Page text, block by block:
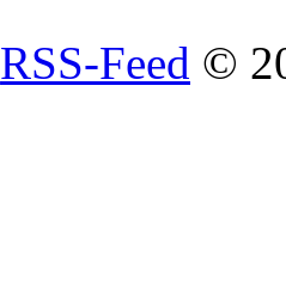
RSS-Feed ©